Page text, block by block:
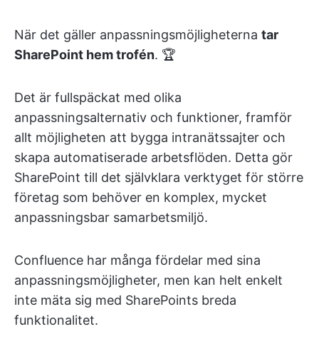
När det gäller anpassningsmöjligheterna tar
SharePoint hem trofén. 🏆
Det är fullspäckat med olika
anpassningsalternativ och funktioner, framför
allt möjligheten att bygga intranätssajter och
skapa automatiserade arbetsflöden. Detta gör
SharePoint till det självklara verktyget för större
företag som behöver en komplex, mycket
anpassningsbar samarbetsmiljö.
Confluence har många fördelar med sina
anpassningsmöjligheter, men kan helt enkelt
inte mäta sig med SharePoints breda
funktionalitet.